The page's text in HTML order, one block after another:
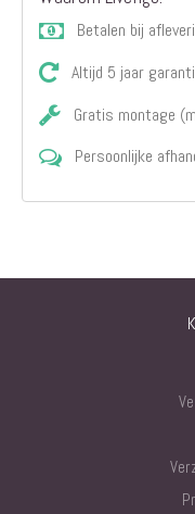
Betalen bij
Altijd 5 jaar
Gratis montage
Persoonlijke